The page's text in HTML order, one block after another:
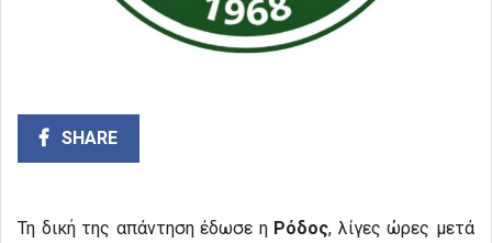
SHARE
Τη δική της απάντηση έδωσε η Ρόδος, λίγες ώρες μετά